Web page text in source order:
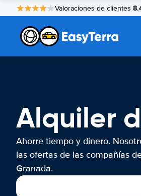
Valoraciones de clientes
Alquiler
Ahorre tiempo y dinero.
las ofertas de las compañías
Granada.